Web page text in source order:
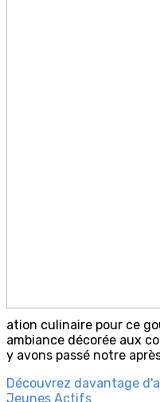
ation culinaire pour ce
ambiance décorée aux
y avons passé notre
Découvrez davantage
Jeunes Actifs